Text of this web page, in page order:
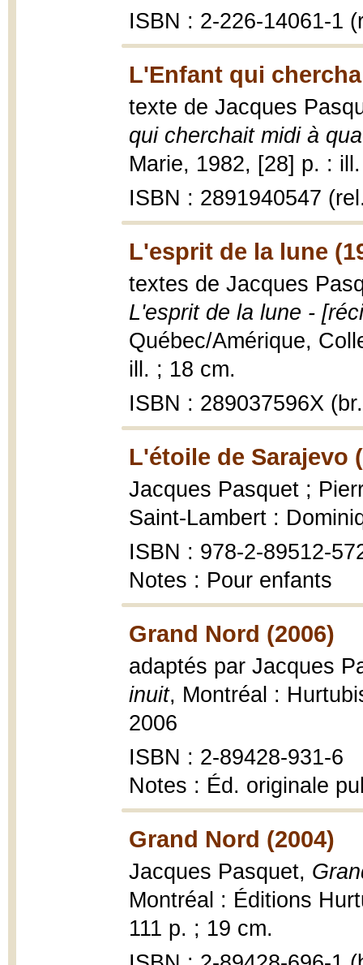
ISBN : 2-226-14061-1
L'Enfant qui
texte de Jacques
qui cherchait midi à
Marie, 1982, [28] p. :
ISBN : 2891940547
L'esprit de la lune
textes de Jacques
L'esprit de la lune -
Québec/Amérique,
ill. ; 18 cm.
ISBN : 289037596X
L'étoile de Sarajevo
Jacques Pasquet ;
Saint-Lambert :
ISBN : 978-2-89512-
Notes : Pour enfants
Grand Nord (2006)
adaptés par Jacques
inuit, Montréal :
2006
ISBN : 2-89428-931-6
Notes : Éd. originale
Grand Nord (2004)
Jacques Pasquet,
Montréal : Éditions
111 p. ; 19 cm.